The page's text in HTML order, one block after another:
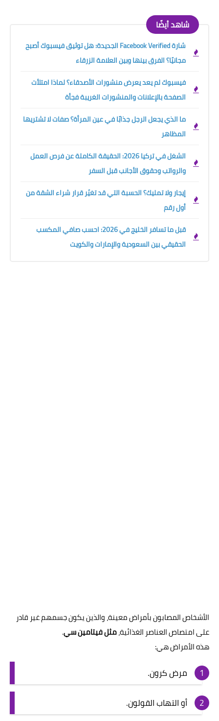
شاهد أيضًا
شارة Facebook Verified الجديدة: هل توثيق فيسبوك أصبح
مجانيًا؟ الفرق بينها وبين العلامة الزرقاء
فيسبوك لم يعد يعرض منشورات الأصدقاء؟ لماذا امتلأت
الصفحة بالإعلانات والمنشورات الغريبة فجأة
ما الذي يجعل الرجل جذابًا في عين المرأة؟ صفات لا تشتريها
المظاهر
الشغل في تركيا 2026: الحقيقة الكاملة عن فرص العمل
والرواتب وحقوق الأجانب قبل السفر
إيجار ولا تمليك؟ الحسبة التي قد تغيّر قرار شراء الشقة من
أول رقم
قبل ما تسافر الخليج في 2026: احسب صافي المكسب
الحقيقي بين السعودية والإمارات والكويت
الأشخاص المصابون بأمراض معينة، والذين يكون جسمهم غير قادر
على امتصاص العناصر الغذائية،مثل فيتامين سي.
هذه الأمراض هي:
مرض كرون.
أو التهاب القولون.